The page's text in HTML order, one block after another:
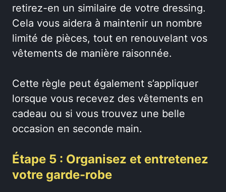
retirez-en un similaire de votre dressing.
Cela vous aidera à maintenir un nombre
limité de pièces, tout en renouvelant vos
vêtements de manière raisonnée.
Cette règle peut également s’appliquer
lorsque vous recevez des vêtements en
cadeau ou si vous trouvez une belle
occasion en seconde main.
Étape 5 : Organisez et entretenez
votre garde-robe